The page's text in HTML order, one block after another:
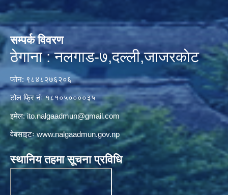
सम्पर्क विवरण
ठेगाना : नलगाड-७,दल्ली,जाजरकाेट
फोन: ९८४८२७६२०६
टोल फ्रि नंः १८१०५००००३५
इमेल:ito.nalgaadmun@gmail.com
वेबसाइटःwww.nalgaadmun.gov.np
स्थानिय तहमा सूचना प्रविधि